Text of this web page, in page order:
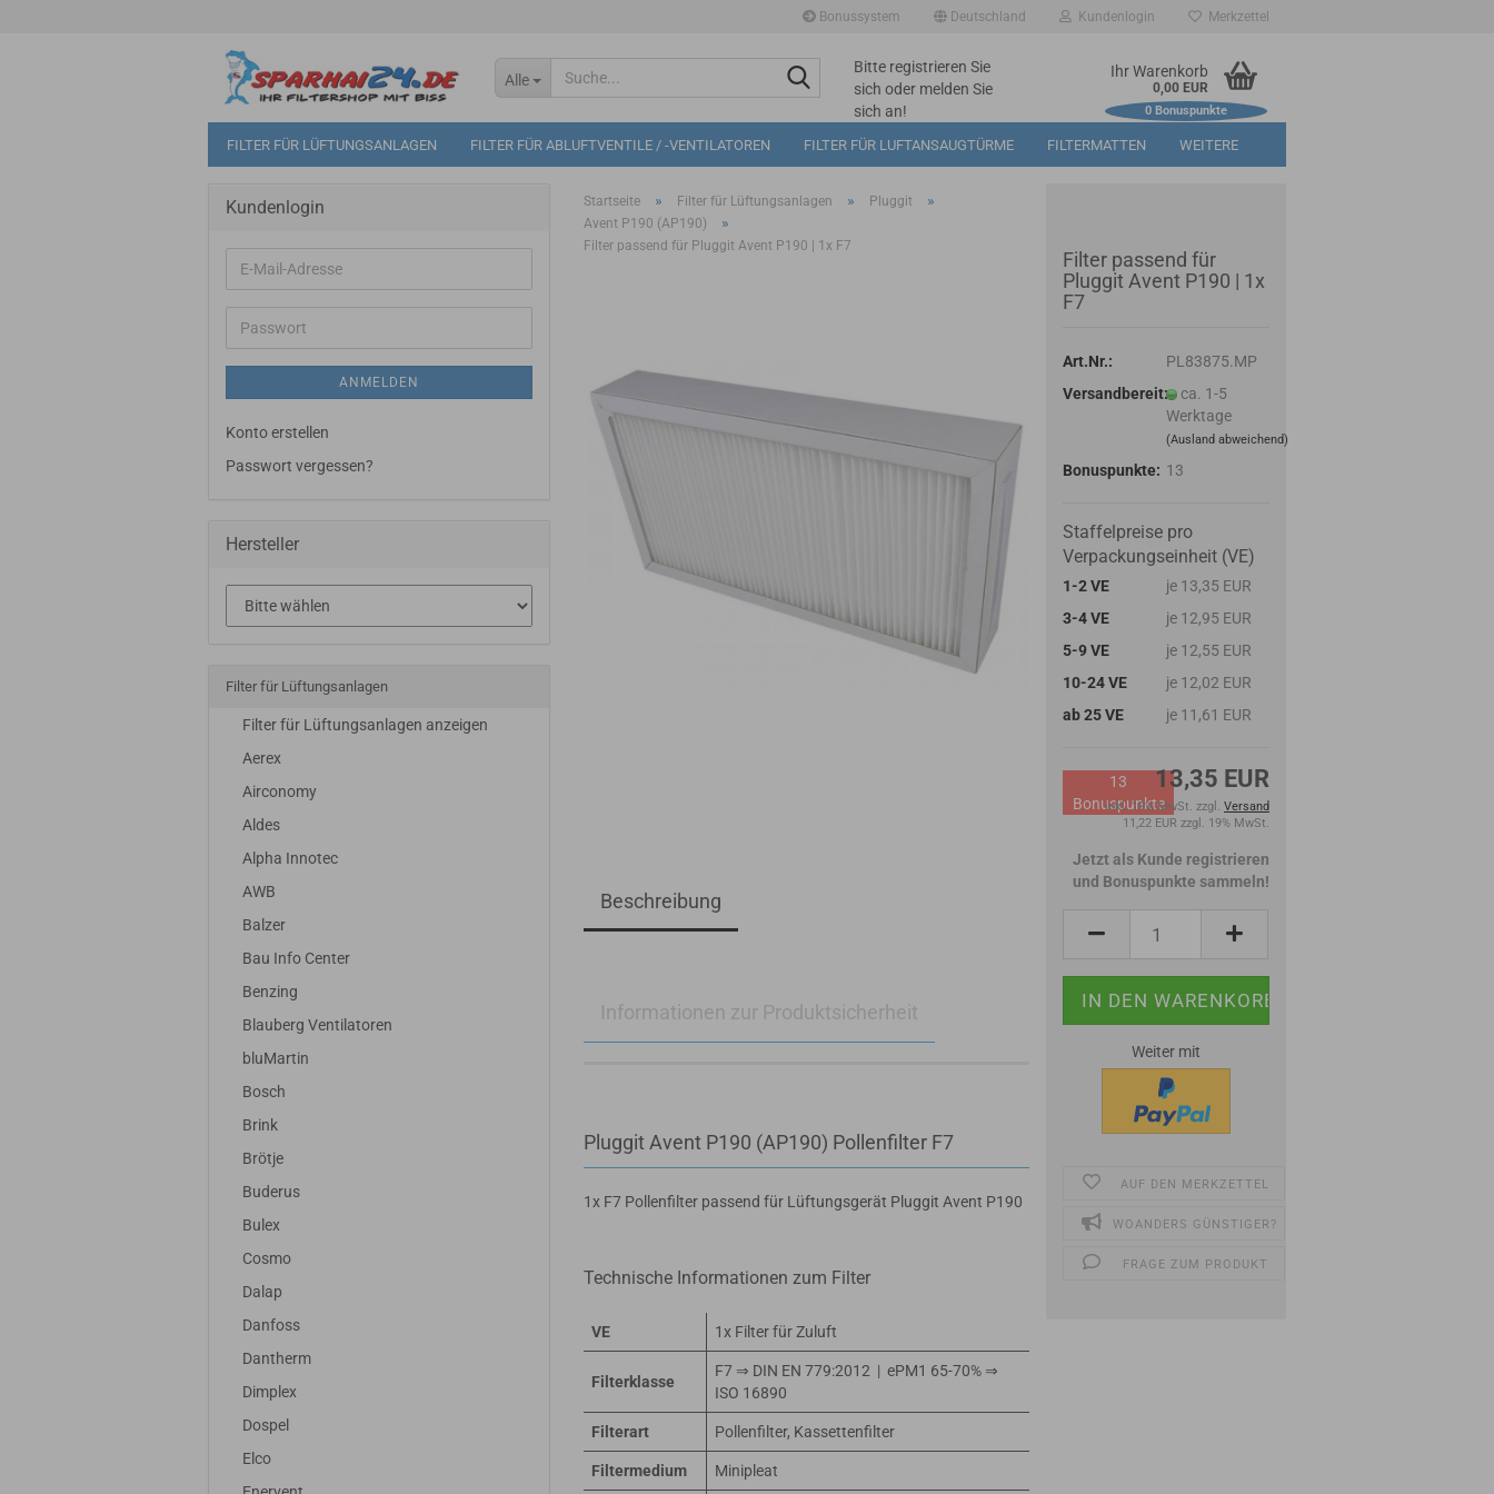
Bonussystem Deutschland Kundenlogin Merkzettel
Alle
Suche...Bitte registrieren Sie
sich oder melden Sie
sich an!
Mögliche
Bonuspunkte im
Ihr Warenkorb
0,00 EUR
0Bonuspunkte
FILTER FÜR LÜFTUNGSANLAGEN FILTER FÜR ABLUFTVENTILE / -VENTILATOREN FILTER FÜR LUFTANSAUGTÜRME FILTERMATTEN WEITERE
Startseite » Filter für Lüftungsanlagen » Pluggit »
Avent P190 (AP190) »
Filter passend für Pluggit Avent P190 | 1x F7
Filter passend für
Pluggit Avent P190 | 1x
F7
Art.Nr.:
PL83875.MP
Versandbereit:
ca. 1-5
Werktage
(Ausland abweichend)
Bonuspunkte: 13
Staffelpreise pro
Verpackungseinheit (VE)
1-2 VE
je 13,35 EUR
3-4 VE
je 12,95 EUR
5-9 VE
je 12,55 EUR
10-24 VE
je 12,02 EUR
ab 25 VE
je 11,61 EUR
13,35 EUR
inkl. 19% MwSt. zzgl. Versand
11,22 EUR zzgl. 19% MwSt.
13
Bonuspunkte
Jetzt als Kunde registrieren
und Bonuspunkte sammeln!
Weiter mit
AUF DEN MERKZETTEL
WOANDERS GÜNSTIGER?
FRAGE ZUM PRODUKT
Beschreibung
Informationen zur Produktsicherheit
Pluggit Avent P190 (AP190) Pollenfilter F7
1x F7 Pollenfilter passend für Lüftungsgerät Pluggit Avent P190
Technische Informationen zum Filter
VE 1x Filter für Zuluft
Filterklasse
F7 ⇒ DIN EN 779:2012 | ePM1 65-70% ⇒
ISO 16890
Filterart Pollenfilter, Kassettenfilter
Filtermedium Minipleat
Kundenlogin
E-
Mail-
Adresse
Passwort
ANMELDEN
Konto erstellen
Passwort vergessen?
Hersteller
Filter für Lüftungsanlagen
Filter für Lüftungsanlagen anzeigen
Aerex
Airconomy
Aldes
Alpha Innotec
AWB
Balzer
Bau Info Center
Benzing
Blauberg Ventilatoren
bluMartin
Bosch
Brink
Brötje
Buderus
Bulex
Cosmo
Dalap
Danfoss
Dantherm
Dimplex
Dospel
Elco